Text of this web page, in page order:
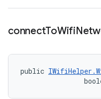
connectToWifi
public